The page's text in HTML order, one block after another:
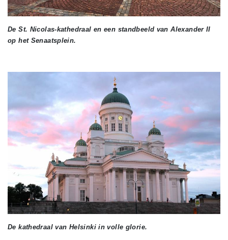
De St. Nicolas-kathedraal en een standbeeld van Alexander II
op het Senaatsplein.
De kathedraal van Helsinki in volle glorie.